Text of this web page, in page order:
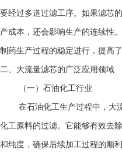
要经过多道过滤工序。如果滤芯
产成本，还会影响生产的连续性
制药生产过程的稳定进行，提高
二、 大流量滤芯的广泛应用领域
（一）石油化工行业
在石油化工生产过程中，大
化工原料的过滤。它能够有效去
和纯度，确保后续加工过程的顺